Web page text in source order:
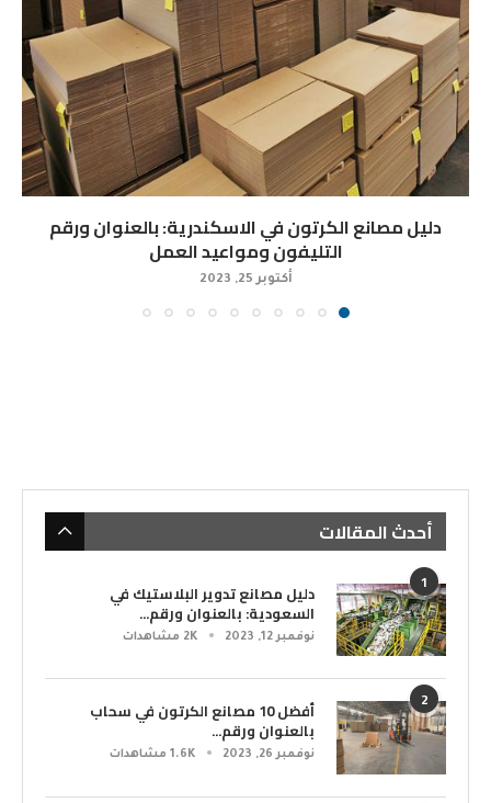
دليل مصانع الكرتون في الاسكندرية: بالعنوان ورقم
التليفون ومواعيد العمل
أكتوبر 25, 2023
أحدث المقالات
1 دليل مصانع تدوير البلاستيك في
السعودية: بالعنوان ورقم...
نوفمبر 12, 2023 2K مشاهدات
2 أفضل 10 مصانع الكرتون في سحاب
بالعنوان ورقم...
نوفمبر 26, 2023 1.6K مشاهدات